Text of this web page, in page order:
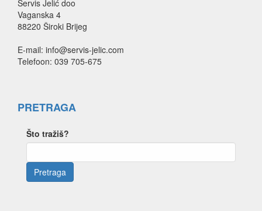
Servis Jelić doo
Vaganska 4
88220 Široki Brijeg
E-mail: info@servis-jelic.com
Telefoon: 039 705-675
PRETRAGA
Što tražiš?